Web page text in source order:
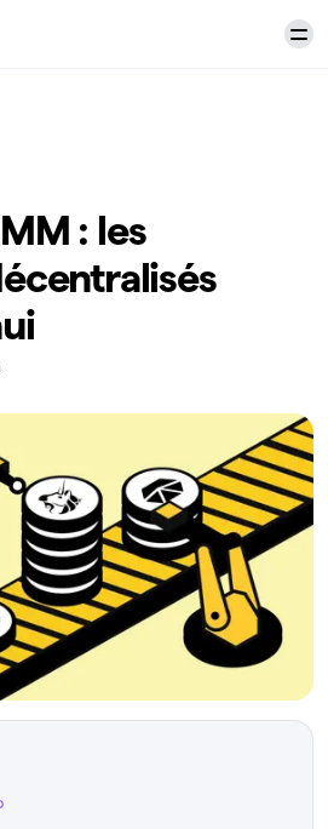
: les